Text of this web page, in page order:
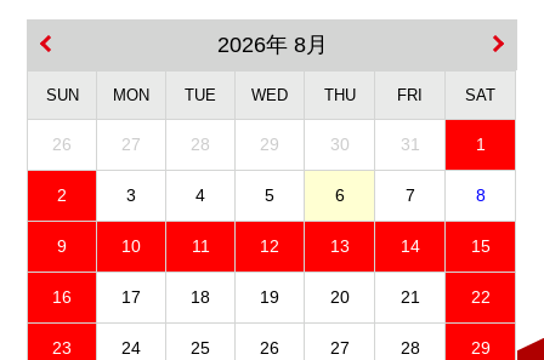
2026年 8月
SUN MON TUE WED THU FRI SAT
26 27 28 29 30 31 1
2 3 4 5 6 7 8
9 10 11 12 13 14 15
16 17 18 19 20 21 22
23 24 25 26 27 28 29